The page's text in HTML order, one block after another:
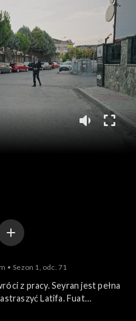
chłopak
Sezon 1, odc. 71
z pracy. Seyran jest pełna
Latifa. Fuat
Szczera rozmowa